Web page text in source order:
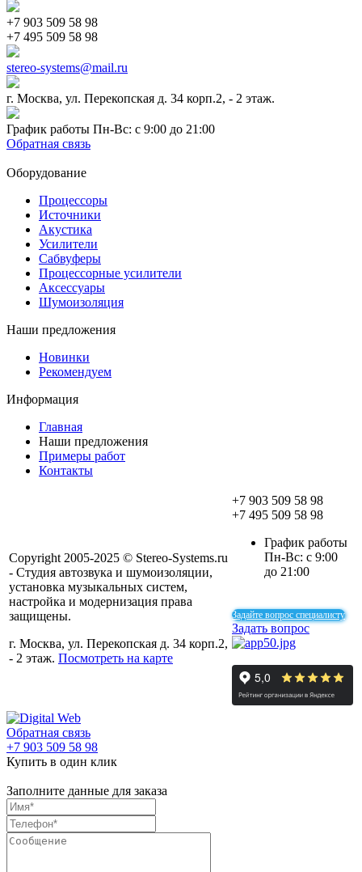
+7 903 509 58 98
+7 495 509 58 98
stereo-systems@mail.ru
г. Москва, ул. Перекопская д. 34 корп.2, - 2 этаж.
График работы Пн-Вс: с 9:00 до 21:00
Обратная связь
Оборудование
Процессоры
Источники
Акустика
Усилители
Сабвуферы
Процессорные усилители
Аксессуары
Шумоизоляция
Наши предложения
Новинки
Рекомендуем
Информация
Главная
Наши предложения
Примеры работ
Контакты
Copyright 2005-2025 © Stereo-Systems.ru
- Студия автозвука и шумоизоляции,
установка музыкальных систем,
настройка и модернизация права
защищены.
г. Москва, ул. Перекопская д. 34 корп.2,
- 2 этаж. Посмотреть на карте
+7 903 509 58 98
+7 495 509 58 98
График работы
Пн-Вс: с 9:00
до 21:00
Задайте вопрос специалисту
Задать вопрос
Обратная связь
+7 903 509 58 98
Купить в один клик
Заполните данные для заказа